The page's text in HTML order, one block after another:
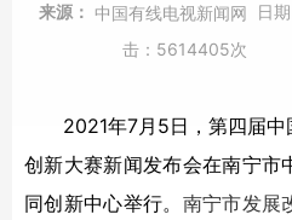
来源： 中国有线电视新闻网 日期
击： 5614405次
2021年7月5日，第四届
创新大赛新闻发布会在南宁
同创新中心举行。 南宁市发展